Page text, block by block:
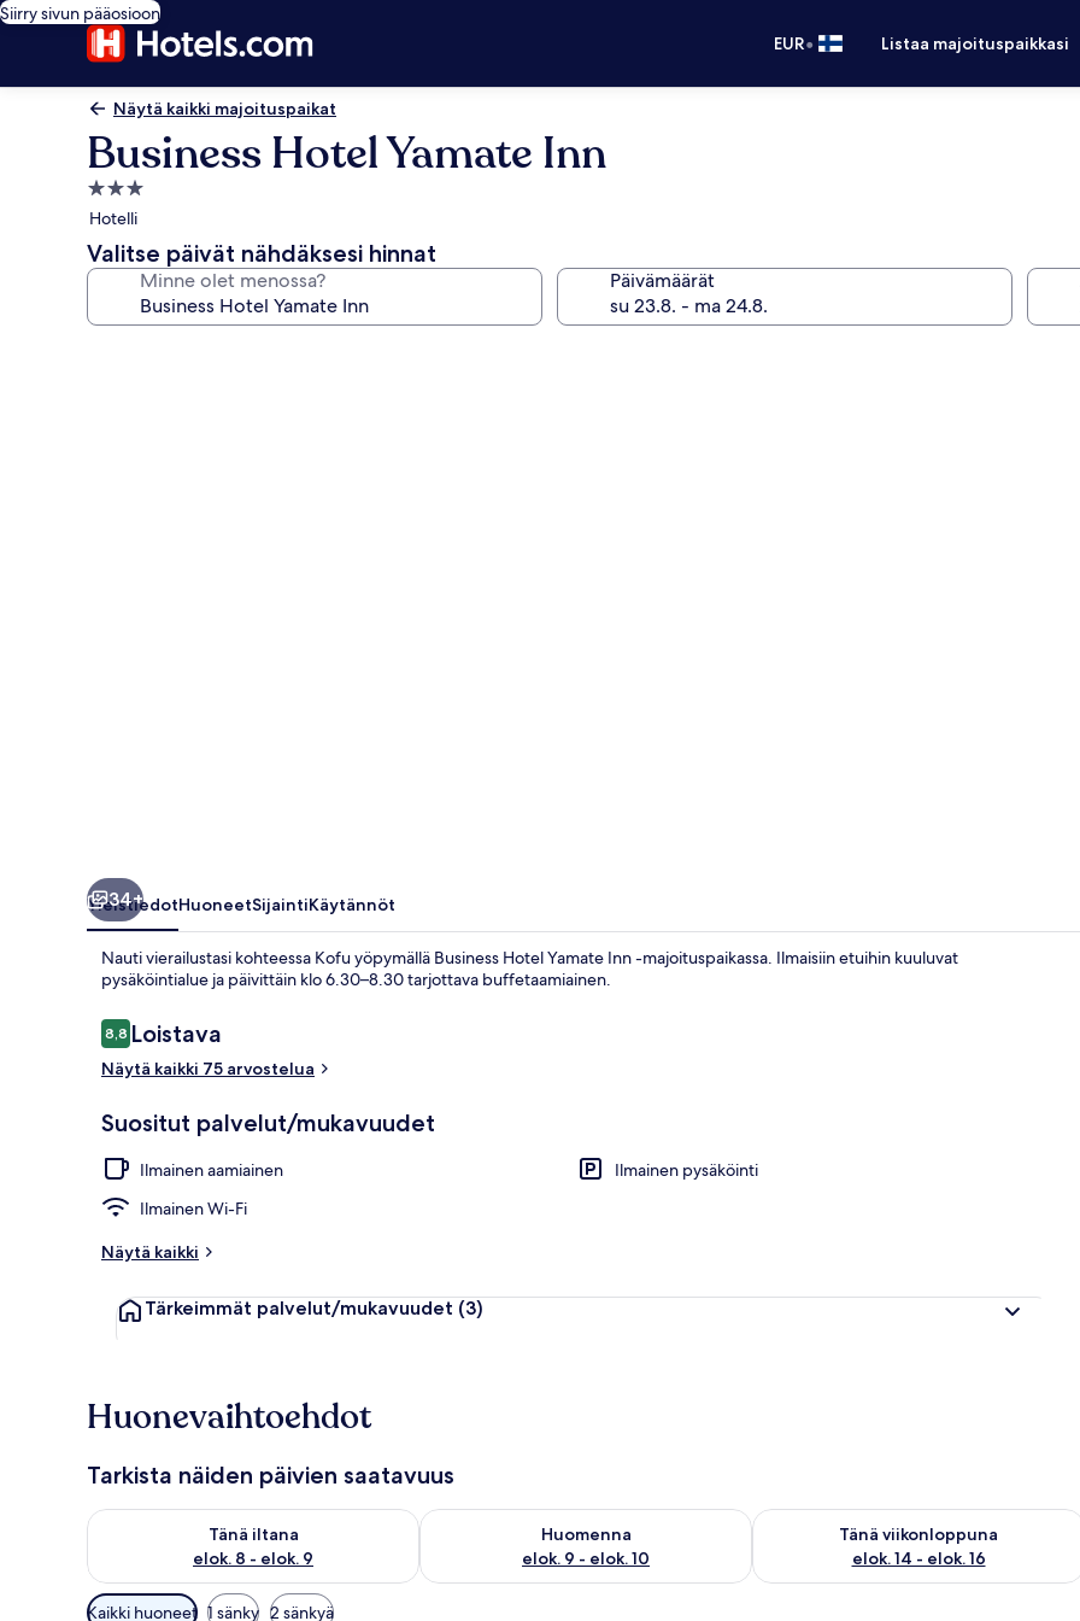
Siirry sivun pääosioon
EUR• Listaa majoituspaikkasi
Näytä kaikki majoituspaikat
Business Hotel Yamate Inn
3.0
tähden
majoituspaikka
Hotelli
Valitse päivät nähdäksesi hinnat
Minne olet menossa? Päivämäärät
34+
YleistiedotHuoneetSijaintiKäytännöt
Nauti vierailustasi kohteessa Kofu yöpymällä Business Hotel Yamate Inn -majoituspaikassa. Ilmaisiin etuihin kuuluvat
pysäköintialue ja päivittäin klo 6.30–8.30 tarjottava buffetaamiainen.
Arvostelut
8,88,8 kautta 10.
Loistava
Näytä kaikki 75 arvostelua
Suositut palvelut/mukavuudet
Ilmainen aamiainen
Ilmainen pysäköinti
Ilmainen Wi-Fi
Näytä kaikki
Tärkeimmät palvelut/mukavuudet (3)
Huonevaihtoehdot
Tarkista näiden päivien saatavuus
Tänä iltana
elok. 8 - elok. 9
Tarkista tämän illan saatavuus elok. 8 - elok. 9
Huomenna
elok. 9 - elok. 10
Tarkista huomisen saatavuus elok. 9 - elok. 10
Tänä viikonloppuna
elok. 14 - elok. 16
Tarkista tämän viikonlopun saatavuus
Huoneille
Kaikki huoneet 1 sänky 2 sänkyä